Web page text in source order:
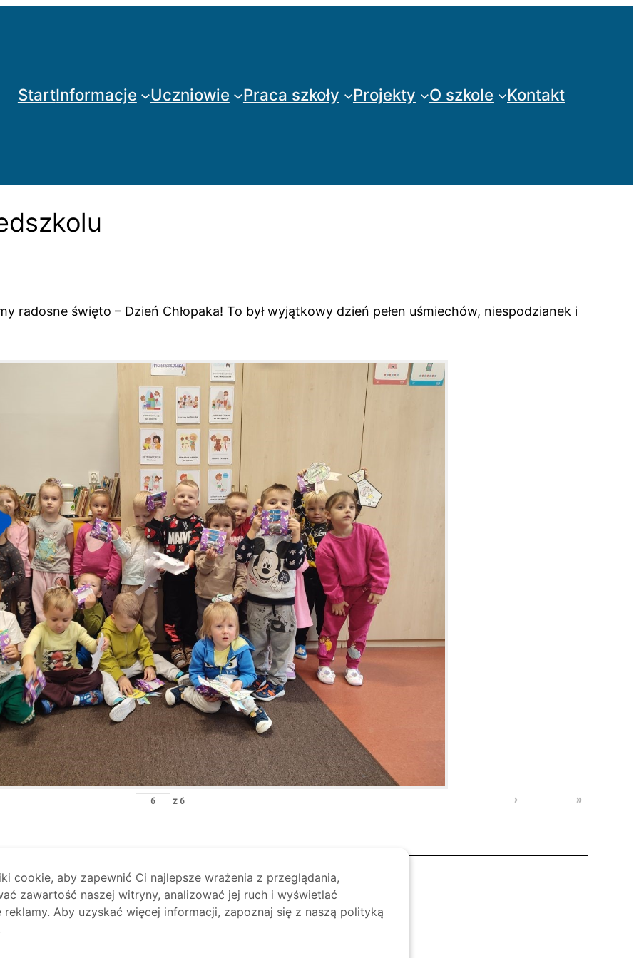
StartInformacje Uczniowie Praca szkoły Projekty O szkole Kontakt
radosne święto – Dzień Chłopaka! To był wyjątkowy dzień pełen uśmiechów, niespodzianek i
z 6 › »
cookie, aby zapewnić Ci najlepsze wrażenia z przeglądania,
zawartość naszej witryny, analizować jej ruch i wyświetlać
reklamy. Aby uzyskać więcej informacji, zapoznaj się z naszą polityką